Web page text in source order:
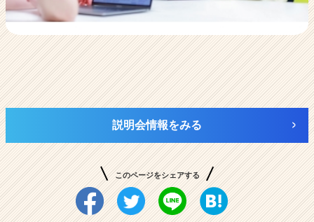
説明会情報をみる
このページをシェアする